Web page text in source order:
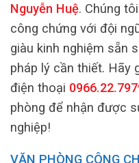
Nguyễn Huệ. Chúng
công chứng với đội
giàu kinh nghiệm sẵn
pháp lý cần thiết. Hãy
điện thoại
phòng để nhận được
nghiệp!
VĂN PHÒNG CÔNG